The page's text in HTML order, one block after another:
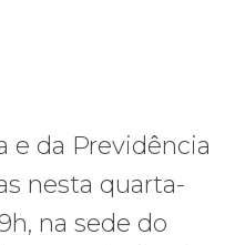
e da Previdência
nesta quarta-
na sede do